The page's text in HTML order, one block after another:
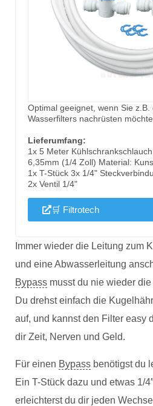
Optimal geeignet, wenn Sie
Wasserfilters nachrüsten
Lieferumfang:
1x 5 Meter
6,35mm (1/4 Zoll) Material:
1x T-Stück 3x 1/4"
2x Ventil 1/4"
🛒 Filtrotech
Immer wieder die Leitung zum
und eine Abwasserleitung
Bypass musst du nie wieder
Du drehst einfach die
auf, und kannst den Filter easy
dir Zeit, Nerven und Geld.
Für einen Bypass benötigst du
Ein T-Stück dazu und etwas 1/
erleichterst du dir jeden